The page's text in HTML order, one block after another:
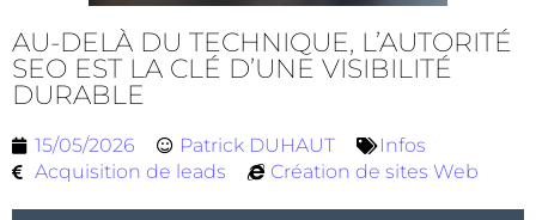
AU-DELÀ DU TECHNIQUE, L’AUTORITÉ
SEO EST LA CLÉ D’UNE VISIBILITÉ
DURABLE
15/05/2026 Patrick DUHAUT
Infos
Acquisition de leads
Création de sites Web